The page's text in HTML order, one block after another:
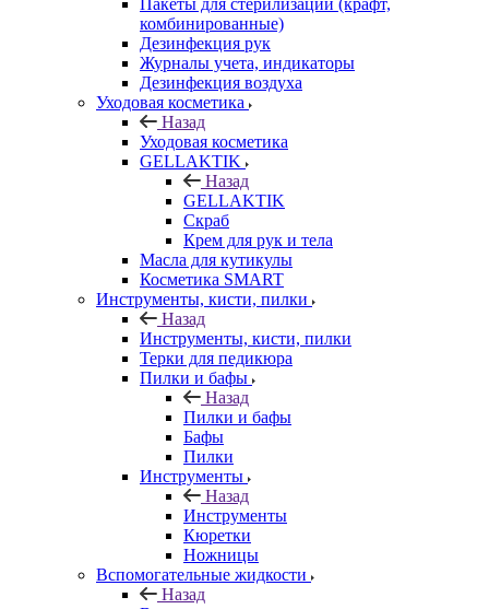
Пакеты для стерилизации (крафт,
комбинированные)
Дезинфекция рук
Журналы учета, индикаторы
Дезинфекция воздуха
Уходовая косметика
Назад
Уходовая косметика
GELLAKTIK
Назад
GELLAKTIK
Скраб
Крем для рук и тела
Масла для кутикулы
Косметика SMART
Инструменты, кисти, пилки
Назад
Инструменты, кисти, пилки
Терки для педикюра
Пилки и бафы
Назад
Пилки и бафы
Бафы
Пилки
Инструменты
Назад
Инструменты
Кюретки
Ножницы
Вспомогательные жидкости
Назад